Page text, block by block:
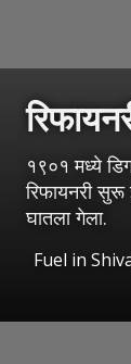
१९०१ मध्ये
रिफायनरी सुरू
घातला गेला.
Fuel in